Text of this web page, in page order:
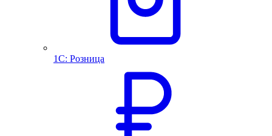
1С: Розница